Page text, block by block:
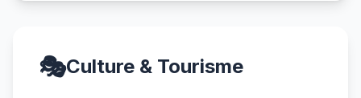
🎭Culture & Tourisme